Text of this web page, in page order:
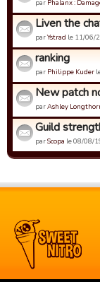
par Phalanx :
Liven the
parYstrad le 11/06/
ranking
par Philippe Kuder
New patch
parAshley
Guild
parScopa le 08/08/